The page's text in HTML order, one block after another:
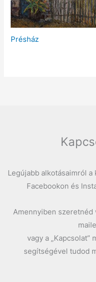
Présház
Legújabb alkotásaimról
Facebookon és
Amennyiben szeretnéd
vagy a
segítségével tudod